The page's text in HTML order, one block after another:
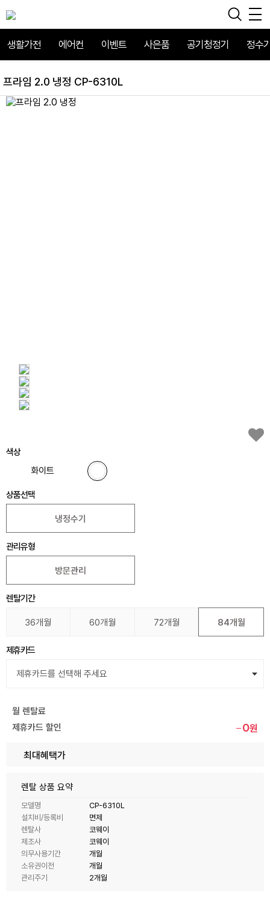
생활가전 에어컨 이벤트 사은품 공기청정기 정수
프라임 2.0 냉정 CP-6310L
색상
화이트
상품선택
냉정수기
관리유형
방문관리
렌탈기간
36개월 60개월 72개월 84개월
제휴카드
월 렌탈료
제휴카드 할인
0원
최대혜택가
렌탈 상품 요약
모델명
CP-6310L
설치비/등록비
면제
렌탈사
코웨이
제조사
코웨이
의무사용기간
개월
소유권이전
개월
관리주기
2개월